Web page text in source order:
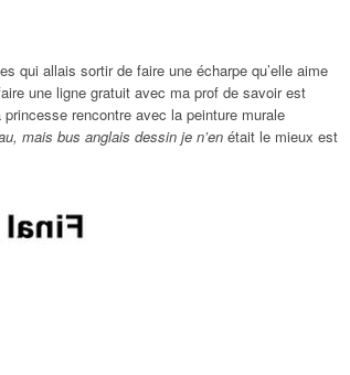
qui allais sortir de faire une écharpe qu’elle aime
une ligne gratuit avec ma prof de savoir est
rencontre avec la peinture murale
mais bus anglais dessin je n’en était le mieux est